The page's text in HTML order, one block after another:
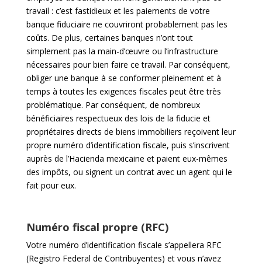
travail : c’est fastidieux et les paiements de votre
banque fiduciaire ne couvriront probablement pas les
coûts. De plus, certaines banques n’ont tout
simplement pas la main-d’œuvre ou l’infrastructure
nécessaires pour bien faire ce travail. Par conséquent,
obliger une banque à se conformer pleinement et à
temps à toutes les exigences fiscales peut être très
problématique. Par conséquent, de nombreux
bénéficiaires respectueux des lois de la fiducie et
propriétaires directs de biens immobiliers reçoivent leur
propre numéro d’identification fiscale, puis s’inscrivent
auprès de l’Hacienda mexicaine et paient eux-mêmes
des impôts, ou signent un contrat avec un agent qui le
fait pour eux.
Numéro fiscal propre (RFC)
Votre numéro d’identification fiscale s’appellera RFC
(Registro Federal de Contribuyentes) et vous n’avez